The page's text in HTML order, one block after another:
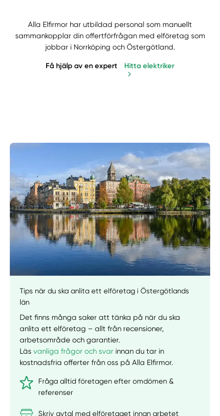
Manuellt Få hjälp
Välj tillvägagångssätt
Alla Elfirmor har utbildad personal som manuellt
sammankopplar din offertförfrågan med elföretag som
jobbar i Norrköping och Östergötland.
Få hjälp av en expert Hitta elektriker
Tips när du ska anlita ett elföretag i Östergötlands
län
Det finns många saker att tänka på när du ska
anlita ett elföretag – allt från recensioner,
arbetsområde och garantier.
Läsvanliga frågor och svar innan du tar in
kostnadsfria offerter från oss på Alla Elfirmor.
Fråga alltid företagen efter omdömen &
referenser
Skriv avtal med elföretaget innan arbetet